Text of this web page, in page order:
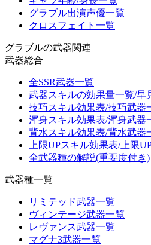
グラブル出演声優一覧
クロスフェイト一覧
グラブルの武器関連
武器総合
全SSR武器一覧
武器スキルの効果量一覧/早
技巧スキル効果表/技巧武器
渾身スキル効果表/渾身武器
背水スキル効果表/背水武器
上限UPスキル効果表/上限
全武器種の解説(重要度付き)
武器種一覧
リミテッド武器一覧
ヴィンテージ武器一覧
レヴァンス武器一覧
マグナ3武器一覧